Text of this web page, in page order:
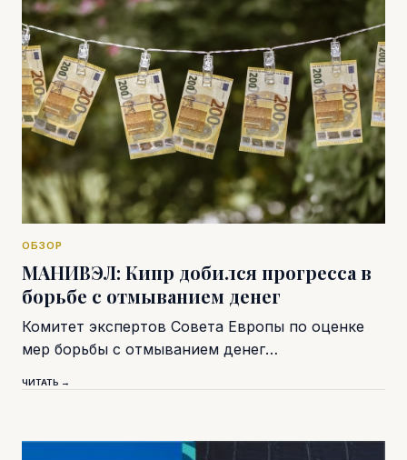
ОБЗОР
МАНИВЭЛ: Кипр добился прогресса в
борьбе с отмыванием денег
Комитет экспертов Совета Европы по оценке
мер борьбы с отмыванием денег…
ЧИТАТЬ →